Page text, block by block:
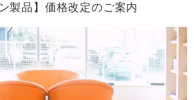
製品】価格改定のご案内